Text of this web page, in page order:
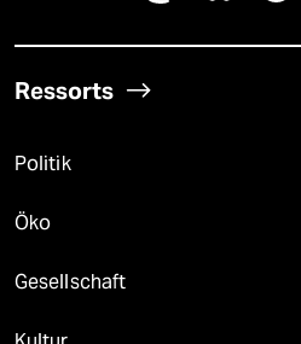
Ressorts
Politik
Öko
Gesellschaft